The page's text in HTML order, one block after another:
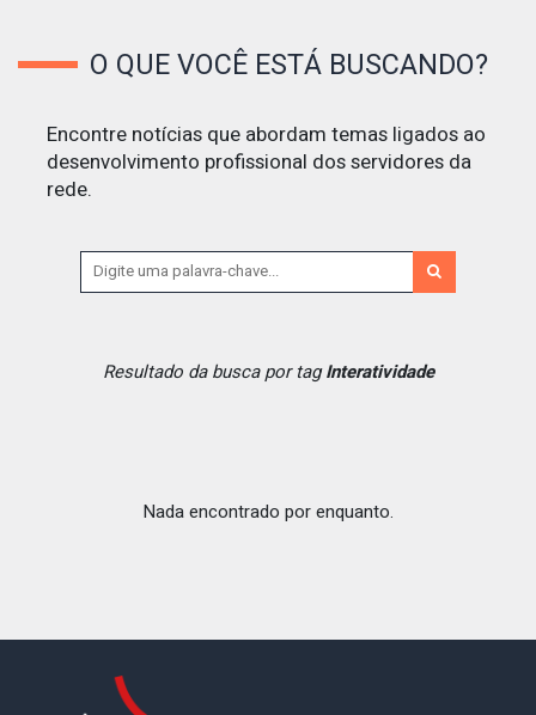
O QUE VOCÊ ESTÁ BUSCANDO?
Encontre notícias que abordam temas ligados ao
desenvolvimento profissional dos servidores da
rede.
Resultado da busca por tagInteratividade
Nada encontrado por enquanto.